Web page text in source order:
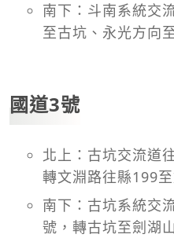
南下：斗南系統交
至古坑、永光方向
國道3號
北上：古坑交流道
轉文淵路往縣199
南下：古坑系統交
號，轉古坑至劍湖